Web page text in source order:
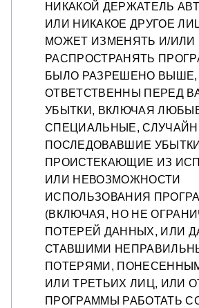
НИКАКОЙ ДЕРЖАТЕЛЬ
ИЛИ НИКАКОЕ ДРУГОЕ
МОЖЕТ ИЗМЕНЯТЬ И/ИЛИ
РАСПРОСТРАНЯТЬ
БЫЛО РАЗРЕШЕНО ВЫШЕ,
ОТВЕТСТВЕННЫ ПЕРЕД
УБЫТКИ, ВКЛЮЧАЯ
СПЕЦИАЛЬНЫЕ,
ПОСЛЕДОВАВШИЕ
ПРОИСТЕКАЮЩИЕ ИЗ
ИЛИ НЕВОЗМОЖНОСТИ
ИСПОЛЬЗОВАНИЯ
(ВКЛЮЧАЯ, НО НЕ
ПОТЕРЕЙ ДАННЫХ, ИЛИ
СТАВШИМИ
ПОТЕРЯМИ,
ИЛИ ТРЕТЬИХ ЛИЦ, ИЛИ
ПРОГРАММЫ РАБОТАТЬ